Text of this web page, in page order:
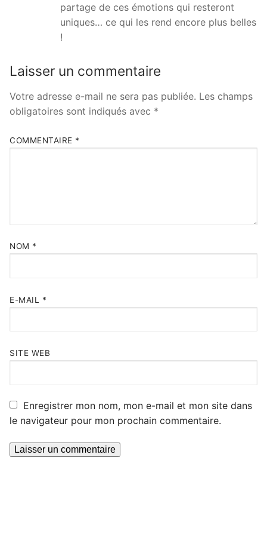
partage de ces émotions qui resteront
uniques… ce qui les rend encore plus belles
!
Laisser un commentaire
Votre adresse e-mail ne sera pas publiée. Les champs
obligatoires sont indiqués avec *
COMMENTAIRE *
NOM *
E-MAIL *
SITE WEB
Enregistrer mon nom, mon e-mail et mon site dans
le navigateur pour mon prochain commentaire.